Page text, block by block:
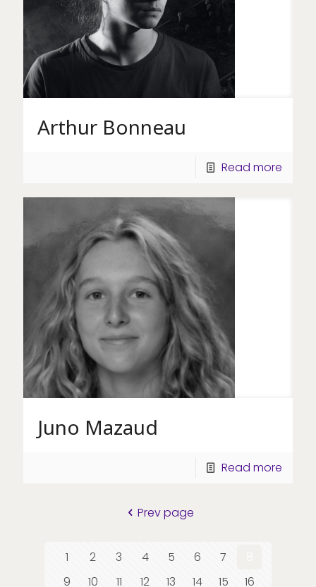
Arthur Bonneau
Read more
Juno Mazaud
Read more
Prev page
1 2 3 4 5 6 7
9
10 11 12 13 14 15 16